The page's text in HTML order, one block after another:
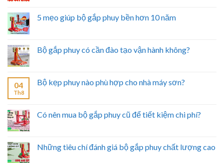
5 mẹo giúp bộ gắp phuy bền hơn 10 năm
Bộ gắp phuy có cần đào tạo vận hành không?
04
Th8
Bộ kẹp phuy nào phù hợp cho nhà máy sơn?
Có nên mua bộ gắp phuy cũ để tiết kiệm chi phí?
Những tiêu chí đánh giá bộ gắp phuy chất lượng cao